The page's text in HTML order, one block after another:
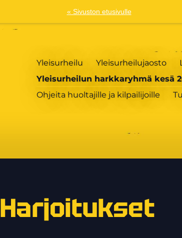
« Sivuston etusivulle
Yleisurheilu Yleisurheilujaosto
Yleisurheilun harkkaryhmä kesä
Ohjeita huoltajille ja kilpailijoille
Harjoitukset